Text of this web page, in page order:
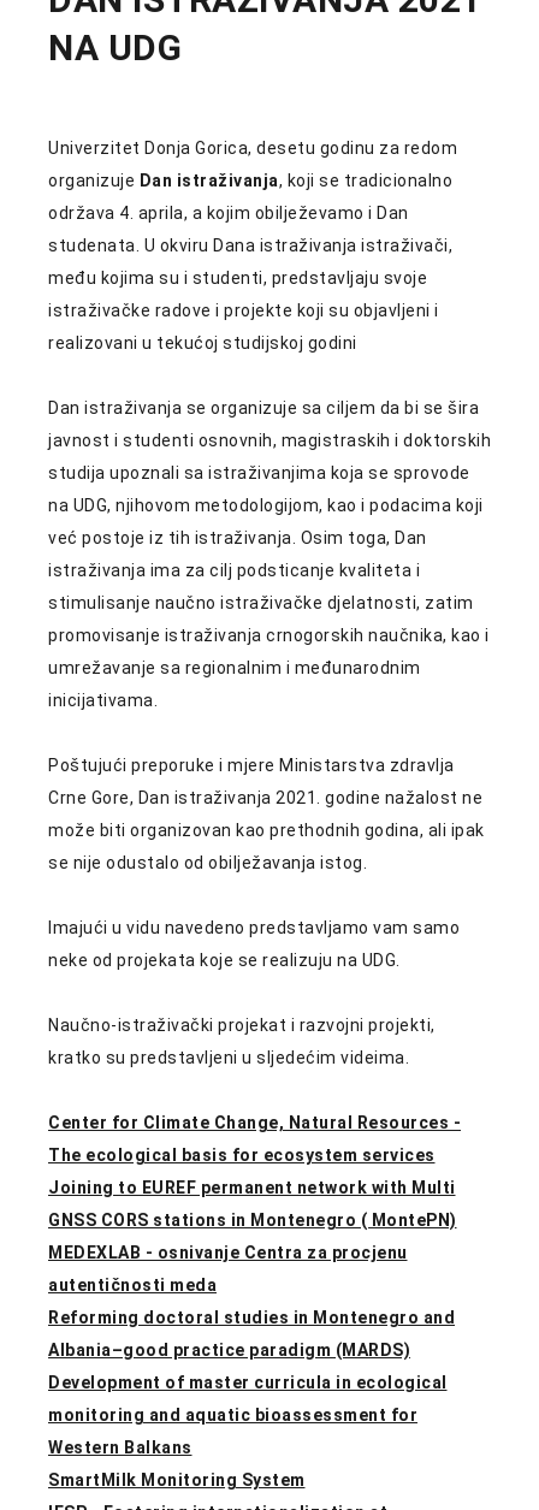
NA UDG
Univerzitet Donja Gorica, desetu godinu za redom
organizuje Dan istraživanja, koji se tradicionalno
održava 4. aprila, a kojim obilježevamo i Dan
studenata. U okviru Dana istraživanja istraživači,
među kojima su i studenti, predstavljaju svoje
istraživačke radove i projekte koji su objavljeni i
realizovani u tekućoj studijskoj godini
Dan istraživanja se organizuje sa ciljem da bi se šira
javnost i studenti osnovnih, magistraskih i doktorskih
studija upoznali sa istraživanjima koja se sprovode
na UDG, njihovom metodologijom, kao i podacima koji
već postoje iz tih istraživanja. Osim toga, Dan
istraživanja ima za cilj podsticanje kvaliteta i
stimulisanje naučno istraživačke djelatnosti, zatim
promovisanje istraživanja crnogorskih naučnika, kao i
umrežavanje sa regionalnim i međunarodnim
inicijativama.
Poštujući preporuke i mjere Ministarstva zdravlja
Crne Gore, Dan istraživanja 2021. godine nažalost ne
može biti organizovan kao prethodnih godina, ali ipak
se nije odustalo od obilježavanja istog.
Imajući u vidu navedeno predstavljamo vam samo
neke od projekata koje se realizuju na UDG.
Naučno-istraživački projekat i razvojni projekti,
kratko su predstavljeni u sljedećim videima.
Center for Climate Change, Natural Resources -
The ecological basis for ecosystem services
Joining to EUREF permanent network with Multi
GNSS CORS stations in Montenegro ( MontePN)
MEDEXLAB - osnivanje Centra za procjenu
autentičnosti meda
Reforming doctoral studies in Montenegro and
Albania–good practice paradigm (MARDS)
Development of master curricula in ecological
monitoring and aquatic bioassessment for
Western Balkans
SmartMilk Monitoring System